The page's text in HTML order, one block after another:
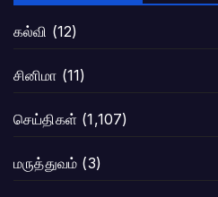
கல்வி (12)
சினிமா (11)
செய்திகள் (1,107)
மருத்துவம் (3)